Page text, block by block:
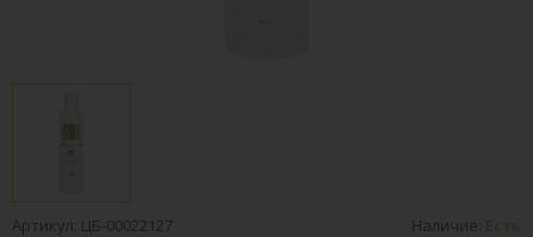
Артикул: ЦБ-00022127 Наличие: Есть